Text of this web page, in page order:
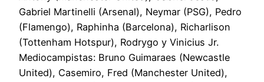
Gabriel Martinelli (Arsenal), Neymar (PSG), Pedro
(Flamengo), Raphinha (Barcelona), Richarlison
(Tottenham Hotspur), Rodrygo y Vinicius Jr.
Mediocampistas: Bruno Guimaraes (Newcastle
United), Casemiro, Fred (Manchester United),